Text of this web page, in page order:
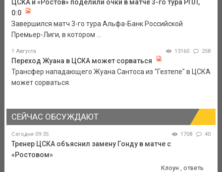
ЦСКА и «Ростов» поделили очки в матче 3-го тура РПЛ,
0:0
Завершился матч 3-го тура Альфа-Банк Российской
Премьер-Лиги, в котором ...
1 Августа 13160 258
Переход Жуана в ЦСКА может сорваться
Трансфер нападающего Жуана Сантоса из "Гезтепе" в ЦСКА
может сорваться.
СЕЙЧАС ОБСУЖДАЮТ
Сегодня 09:35 1708 40
Тренер ЦСКА объяснил замену Гонду в матче с
«Ростовом»
Клоун , ответь